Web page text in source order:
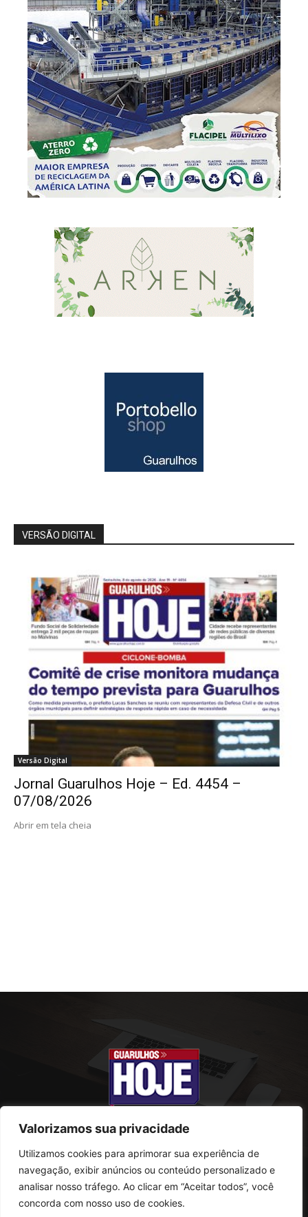
Valorizamos sua privacidade
Utilizamos cookies para aprimorar sua experiência de
navegação, exibir anúncios ou conteúdo personalizado e
analisar nosso tráfego. Ao clicar em “Aceitar todos”, você
concorda com nosso uso de cookies.
VERSÃO DIGITAL
Versão Digital
Jornal Guarulhos Hoje – Ed. 4454 –
07/08/2026
Abrir em tela cheia
SOBRE NÓS
Rua Conselheiro Antonio Prado, 121